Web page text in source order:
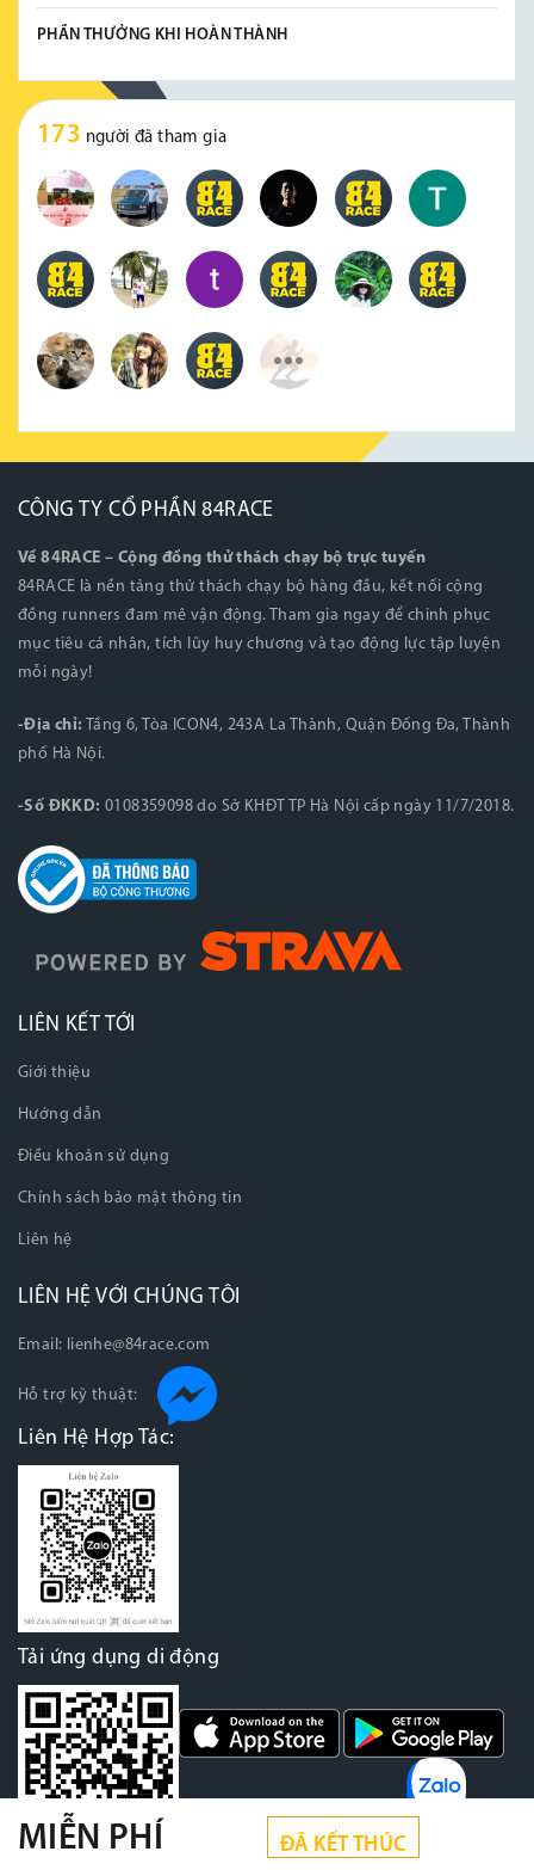
MIỄN PHÍ ĐÃ KẾT THÚC
PHẦN THƯỞNG KHI HOÀN THÀNH
173 người đã tham gia
CÔNG TY CỔ PHẦN 84RACE
Về 84RACE – Cộng đồng thử thách chạy bộ trực tuyến
84RACE là nền tảng thử thách chạy bộ hàng đầu, kết nối cộng
đồng runners đam mê vận động. Tham gia ngay để chinh phục
mục tiêu cá nhân, tích lũy huy chương và tạo động lực tập luyện
mỗi ngày!
-Địa chỉ: Tầng 6, Tòa ICON4, 243A La Thành, Quận Đống Đa, Thành
phố Hà Nội.
-Số ĐKKD: 0108359098 do Sở KHĐT TP Hà Nội cấp ngày 11/7/2018.
LIÊN KẾT TỚI
Giới thiệu
Hướng dẫn
Điều khoản sử dụng
Chính sách bảo mật thông tin
Liên hệ
LIÊN HỆ VỚI CHÚNG TÔI
Email: lienhe@84race.com
Hỗ trợ kỹ thuật:
Liên Hệ Hợp Tác:
Tải ứng dụng di động